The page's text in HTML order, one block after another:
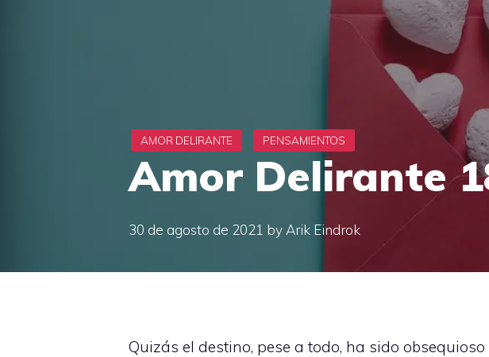
Amor Delirante
30 de agosto de 2021 by Arik Eindrok
Quizás el destino, pese a todo, ha sido